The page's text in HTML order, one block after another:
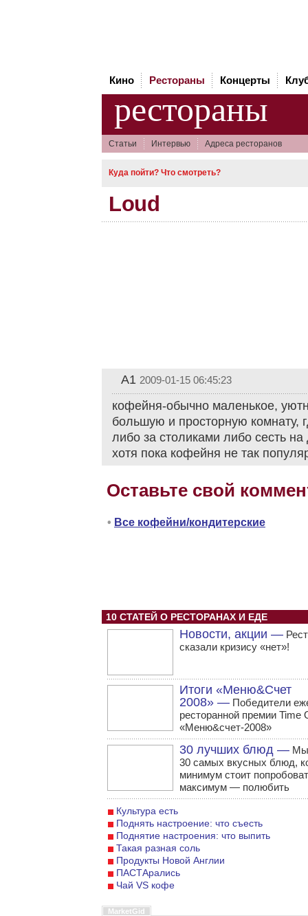
Кино Рестораны Концерты
рестораны
Статьи Интервью Адреса ресторанов
Куда пойти? Что смотреть?
Loud
A1 2009-01-15 06:45:23
кофейня-обычно маленькое,
большую и просторную комнату,
либо за столиками либо сесть
хотя пока кофейня не так
Оставьте свой
• Все кофейни/кондитерские
10 СТАТЕЙ О РЕСТОРАНАХ И ЕДЕ
Новости, акции —
сказали кризису «нет»!
Итоги «Меню&Счет
2008» — Победители
ресторанной премии Time
«Меню&счет-2008»
30 лучших блюд — Мы
30 самых вкусных блюд,
минимум стоит
максимум — полюбить
Культура есть
Поднять настроение: что съесть
Поднятие настроения: что выпить
Такая разная соль
Продукты Новой Англии
ПАСТАрались
Чай VS кофе
MarketGid